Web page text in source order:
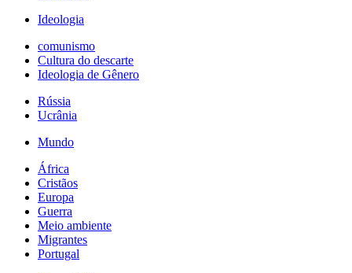
Ideologia
comunismo
Cultura do descarte
Ideologia de Gênero
Rússia
Ucrânia
Mundo
África
Cristãos
Europa
Guerra
Meio ambiente
Migrantes
Portugal